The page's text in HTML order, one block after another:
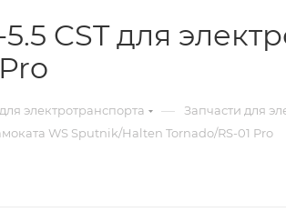
CST для
электротранспорта — Запчасти для
WS Sputnik/Halten Tornado/RS-01 Pro